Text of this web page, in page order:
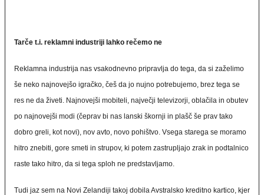
Tarče t.i. reklamni industriji lahko rečemo ne
Reklamna industrija nas vsakodnevno pripravlja do tega, da si zaželimo
še neko najnovejšo igračko, češ da jo nujno potrebujemo, brez tega se
res ne da živeti. Najnovejši mobiteli, največji televizorji, oblačila in obutev
po najnovejši modi (čeprav bi nas lanski škornji in plašč še prav tako
dobro greli, kot novi), nov avto, novo pohištvo. Vsega starega se moramo
hitro znebiti, gore smeti in strupov, ki potem zastrupljajo zrak in podtalnico
raste tako hitro, da si tega sploh ne predstavljamo.
Tudi jaz sem na Novi Zelandiji takoj dobila Avstralsko kreditno kartico, kjer